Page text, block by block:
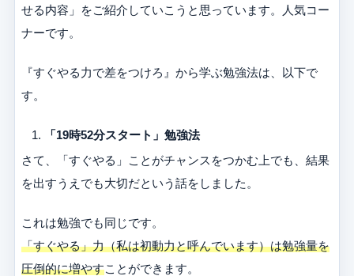
せる内容」をご紹介していこうと思っています。人気コー
ナーです。
『すぐやる力で差をつけろ』から学ぶ勉強法は、以下で
す。
「19時52分スタート」勉強法
さて、「すぐやる」ことがチャンスをつかむ上でも、結果
を出すうえでも大切だという話をしました。
これは勉強でも同じです。
「すぐやる」力（私は初動力と呼んでいます）は勉強量を
圧倒的に増やすことができます。